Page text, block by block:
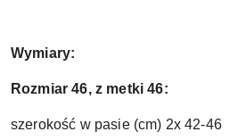
Wymiary:
Rozmiar 46, z metki 46:
szerokość w pasie (cm) 2x 42-46